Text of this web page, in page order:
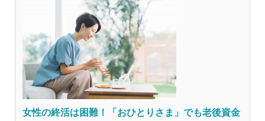
女性の終活は困難！「おひとりさま」でも老後資金